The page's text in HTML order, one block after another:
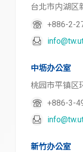
台北市内湖区
+886-2-
中坜办公室
桃园市平镇区
+886-3-
新竹办公室